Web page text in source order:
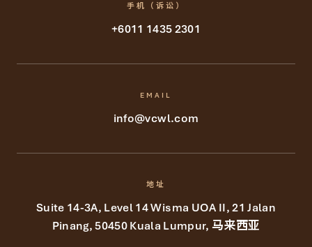
手机（诉讼）
+6011 1435 2301
EMAIL
info@vcwl.com
地址
Suite 14-3A, Level 14 Wisma UOA II, 21 Jalan
Pinang, 50450 Kuala Lumpur, 马来西亚